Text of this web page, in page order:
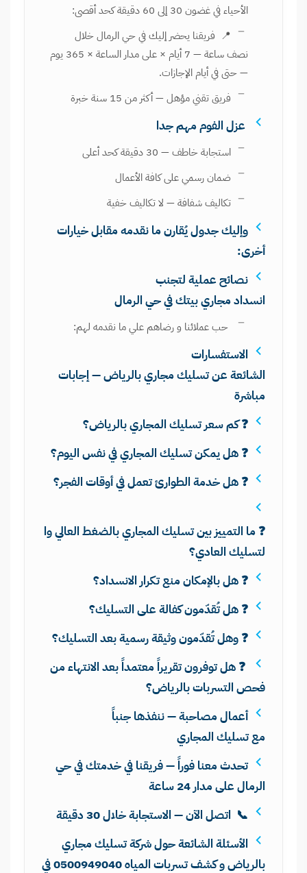
الأحياء في غضون 30 إلى 60 دقيقة كحد أقصى:
📍 فريقنا يحضر إليك في حي الرمال خلال
نصف ساعة — 7 أيام × على مدار الساعة × 365 يوم
— حتى في أيام الإجازات.
فريق تقني مؤهل — أكثر من 15 سنة خبرة
عزل الفوم مهم جدا
استجابة خاطف — 30 دقيقة كحد أعلى
ضمان رسمي على كافة الأعمال
تكاليف شفافة — لا تكاليف خفية
وإليك جدول يُقارن ما نقدمه مقابل خيارات
أخرى:
نصائح عملية لتجنب
انسداد مجاري بيتك في حي الرمال
حب عملائنا و رضاهم علي ما نقدمه لهم:
الاستفسارات
الشائعة عن تسليك مجاري بالرياض — إجابات
مباشرة
❓ كم سعر تسليك المجاري بالرياض؟
❓ هل يمكن تسليك المجاري في نفس اليوم؟
❓ هل خدمة الطوارئ تعمل في أوقات الفجر؟
❓ ما التمييز بين تسليك المجاري بالضغط العالي وا
لتسليك العادي؟
❓ هل بالإمكان منع تكرار الانسداد؟
❓ هل تُقدّمون كفالة على التسليك؟
❓ وهل تُقدّمون وثيقة رسمية بعد التسليك؟
❓ هل توفرون تقريراً معتمداً بعد الانتهاء من
فحص التسربات بالرياض؟
أعمال مصاحبة — ننفذها جنباً
مع تسليك المجاري
تحدث معنا فوراً — فريقنا في خدمتك في حي
الرمال على مدار 24 ساعة
📞 اتصل الآن — الاستجابة خلال 30 دقيقة
الأسئلة الشائعة حول شركة تسليك مجاري
بالرياض و كشف تسربات المياه 0500949040 في